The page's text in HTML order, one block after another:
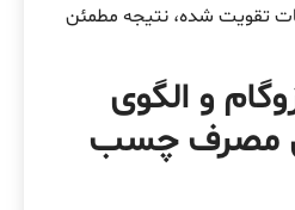
تقویت شده، نتیجه مطمئن
و الگوی
مصرف چسب